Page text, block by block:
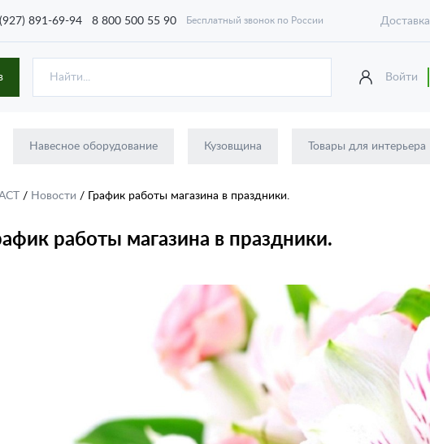
891-69-94 8 800 500 55 90 Бесплатный звонок по России Доставка
Войти
Навесное оборудование Кузовщина Товары для интерьера
/ Новости / График работы магазина в праздники.
работы магазина в праздники.